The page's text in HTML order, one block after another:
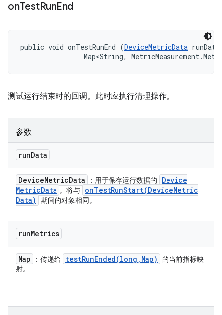
onTestRunEnd
public void onTestRunEnd (DeviceMetricData
Map<String,
测试运行结束时的回调。此时应执行清理操作。
参数
runData
DeviceMetricData ：用于保存运行数据的
Device
MetricData 。将与 onTestRunStart(DeviceMetric
Data)
期间的对象相同。
runMetrics
Map ：传递给 testRunEnded(long , Map)
的当前指标映
射。